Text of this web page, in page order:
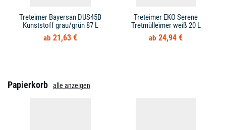
Treteimer Bayersan DUS45B
Kunststoff grau/grün 87 L
21,63 €
Treteimer EKO Serene
Tretmülleimer weiß 20 L
24,94 €
Papierkorb alle anzeigen